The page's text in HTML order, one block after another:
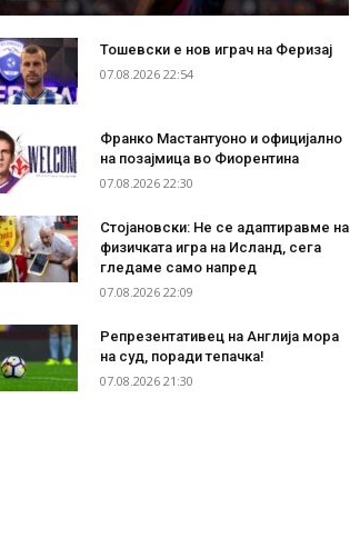
Тошевски е нов играч на Феризај
07.08.2026 22:54
Франко Мастантуоно и официјално
на позајмица во Фиорентина
07.08.2026 22:30
Стојановски: Не се адаптиравме на
физичката игра на Исланд, сега
гледаме само напред
07.08.2026 22:09
Репрезентативец на Англија мора
на суд, поради тепачка!
07.08.2026 21:30